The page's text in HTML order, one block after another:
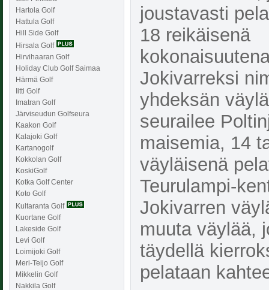
Hartola Golf
Hattula Golf
Hill Side Golf
Hirsala Golf
Hirvihaaran Golf
Holiday Club Golf Saimaa
Härmä Golf
Iitti Golf
Imatran Golf
Järviseudun Golfseura
Kaakon Golf
Kalajoki Golf
Kartanogolf
Kokkolan Golf
KoskiGolf
Kotka Golf Center
Koto Golf
Kultaranta Golf
Kuortane Golf
Lakeside Golf
Levi Golf
Loimijoki Golf
Meri-Teijo Golf
Mikkelin Golf
Nakkila Golf
joustavasti
18 reikäisenä
Jokivarreksi
yhdeksän
seurailee
maisemia, 14
väyläisenä
Teurulampi-
Jokivarren
muuta väylää,
täydellä
pelataan